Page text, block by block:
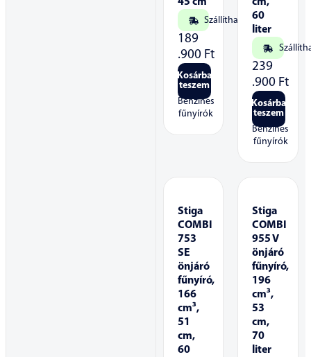
Szállítható
189
.900 Ft
Kosárba
teszem
Benzines
fűnyírók
60
liter
239
.900 Ft
Kosárba
teszem
Benzines
fűnyírók
Stiga
COMBI
753
SE
önjáró
fűnyíró,
166
cm³,
51
cm,
60
Stiga
COMBI
955 V
önjáró
fűnyíró,
196
cm³,
53
cm,
70
liter